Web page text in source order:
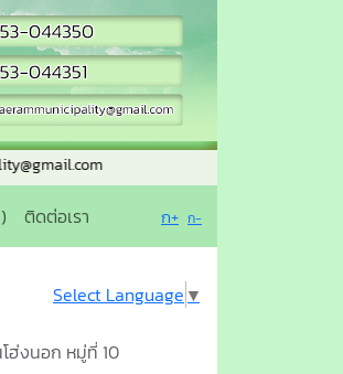
ติดต่อเรา ก+ ก-
Select Language ▼
ฮ่งนอก หมู่ที่ 10